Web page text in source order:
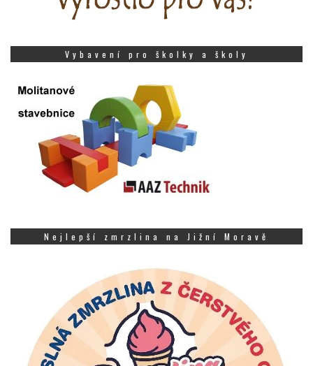
Vybavení pro školky a školy
Nejlepší zmrzlina na Jižní Moravě